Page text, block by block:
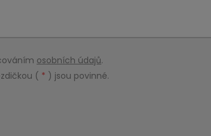
osobních údajů.
( * ) jsou povinné.